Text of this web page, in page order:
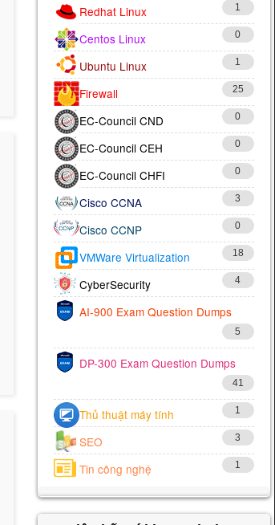
Redhat Linux 1
Centos Linux 0
Ubuntu Linux 1
Firewall 25
EC-Council CND 0
EC-Council CEH 0
EC-Council CHFI 0
Cisco CCNA 3
Cisco CCNP 0
VMWare Virtualization 18
CyberSecurity 4
AI-900 Exam Question Dumps
5
DP-300 Exam Question Dumps
41
Thủ thuật máy tính 1
SEO 3
Tin công nghệ 1